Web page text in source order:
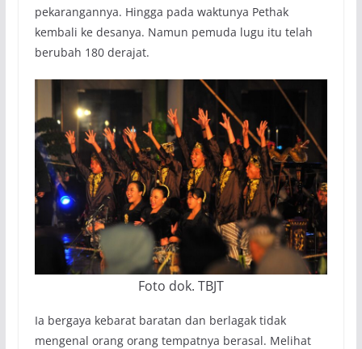
pekarangannya. Hingga pada waktunya Pethak
kembali ke desanya. Namun pemuda lugu itu telah
berubah 180 derajat.
Foto dok. TBJT
Ia bergaya kebarat baratan dan berlagak tidak
mengenal orang orang tempatnya berasal. Melihat